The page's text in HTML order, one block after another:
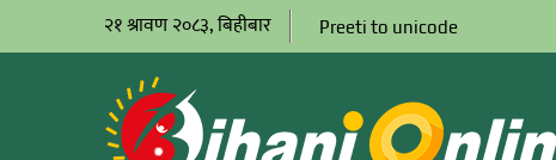
२१ श्रावण २०८३, बिहीबार Preeti to unicode